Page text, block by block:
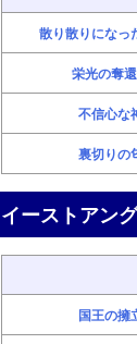
散り散りになっ
栄光の奪
不信心な
裏切りの
イーストアン
国王の擁